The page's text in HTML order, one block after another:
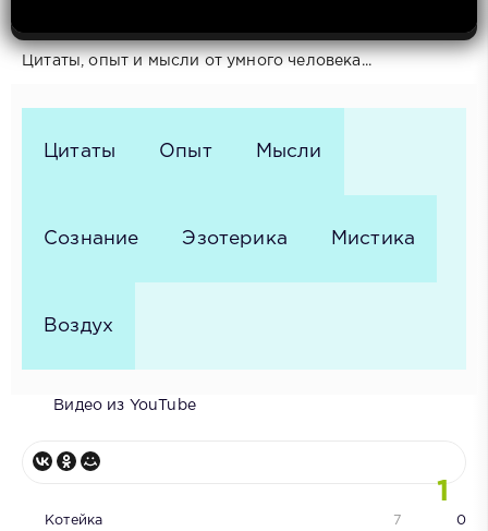
Цитаты, опыт и мысли от умного человека...
Цитаты Опыт Мысли
Сознание Эзотерика Мистика
Воздух
Видео из YouTube
1
Котейка 0
7